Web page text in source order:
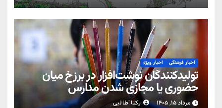
اخبار فرهنگی اخبار ویژه
تولیدکنندگان نوشت‌افزار در برزخ میان
حضوری یا مجازی شدن مدارس
مرداد ۱۵, ۱۴۰۵ یکتا طالبی